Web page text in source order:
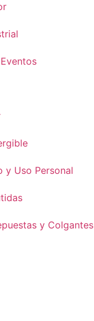
y Uso Personal
y Colgantes